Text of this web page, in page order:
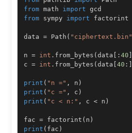
from math import
from sympy import
data = Path ( "ciphertext.bin"
n = int . from_bytes (data [ : 40 ]
c = int . from_bytes (data [40 : ]
print ( "n =" , n )
print ( "c =" , c )
print ( "c < n:" , c < n )
fac = factorint ( n )
print ( fac )